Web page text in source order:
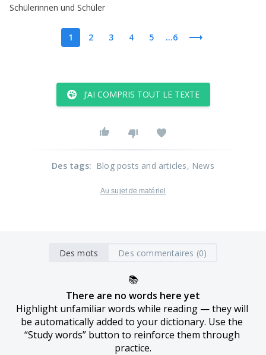
Schülerinnen und Schüler
1 2 3 4 5 ...6
J’AI COMPRIS TOUT LE TEXTE
Des tags: Blog posts and articles, News
Au sujet de matériel
Des mots Des commentaires (0)
📚
There are no words here yet
Highlight unfamiliar words while reading — they will
be automatically added to your dictionary. Use the
“Study words” button to reinforce them through
practice.